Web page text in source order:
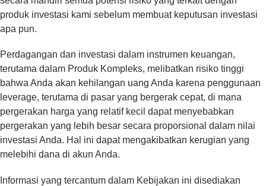
produk investasi kami sebelum membuat keputusan investasi
apa pun.
Perdagangan dan investasi dalam instrumen keuangan,
terutama dalam Produk Kompleks, melibatkan risiko tinggi
bahwa Anda akan kehilangan uang Anda karena penggunaan
leverage, terutama di pasar yang bergerak cepat, di mana
pergerakan harga yang relatif kecil dapat menyebabkan
pergerakan yang lebih besar secara proporsional dalam nilai
investasi Anda. Hal ini dapat mengakibatkan kerugian yang
melebihi dana di akun Anda.
Informasi yang tercantum dalam Kebijakan ini disediakan